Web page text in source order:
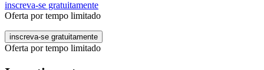
inscreva-se gratuitamente
Oferta por tempo limitado
inscreva-se gratuitamente
Oferta por tempo limitado